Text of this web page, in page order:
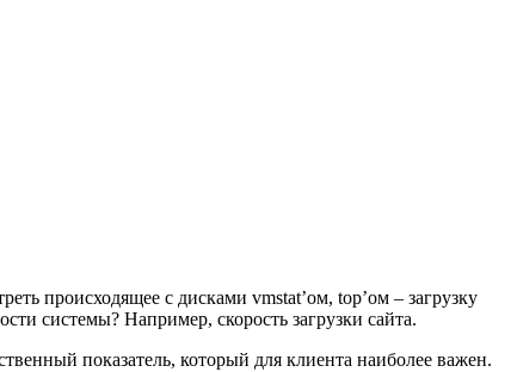
происходящее с дисками vmstat’ом, top’ом – загрузку
системы? Например, скорость загрузки сайта.
показатель, который для клиента наиболее важен.